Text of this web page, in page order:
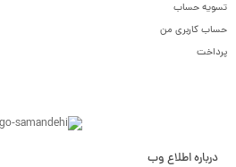
تسویه حساب
حساب کاربری من
پرداخت
درباره اطلاع وب